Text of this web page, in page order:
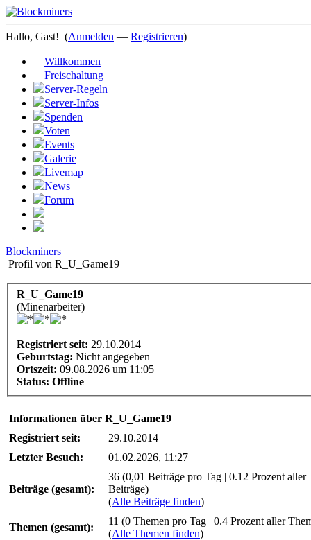
Hallo, Gast! (Anmelden — Registrieren)
Willkommen
Freischaltung
Server-Regeln
Server-Infos
Spenden
Voten
Events
Galerie
Livemap
News
Forum
Blockminers
Profil von R_U_Game19
R_U_Game19
(Minenarbeiter)
Registriert seit: 29.10.2014
Geburtstag: Nicht angegeben
Ortszeit: 09.08.2026 um 11:05
Status: Offline
Informationen über R_U_Game19
Registriert seit:
29.10.2014
Letzter Besuch:
01.02.2026, 11:27
Beiträge (gesamt):
36 (0,01 Beiträge pro Tag | 0.12 Prozent aller
Beiträge)
(Alle Beiträge finden)
Themen (gesamt):
11 (0 Themen pro Tag | 0.4 Prozent aller
(Alle Themen finden)